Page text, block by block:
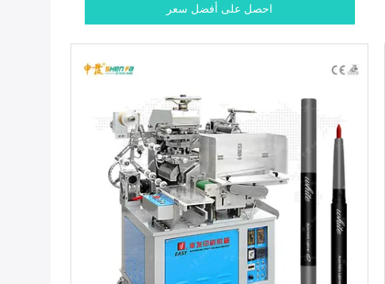
احصل على أفضل سعر